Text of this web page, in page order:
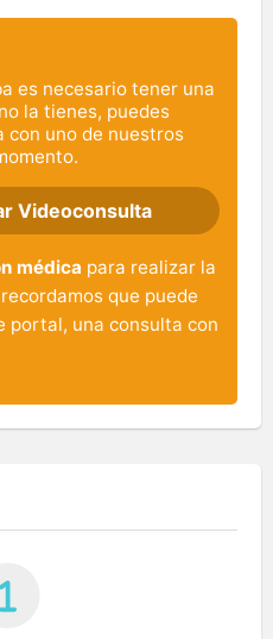
es necesario tener una
la tienes, puedes
con uno de nuestros
Videoconsulta
médica para realizar la
que puede
portal, una consulta con